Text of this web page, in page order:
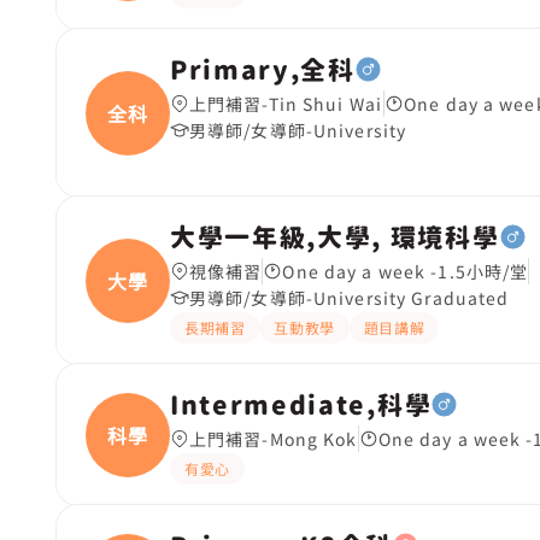
全科
Primary,全科
上門補習-Tin Shui Wai
One day a
男導師/女導師-University
大學
大學一年級,大學, 環境科學
視像補習
One day a week -1.5小時/堂
男導師/女導師-University Graduated
長期補習 互動教學 題目講解
科學
Intermediate,科學
上門補習-Mong Kok One day a week -
有愛心